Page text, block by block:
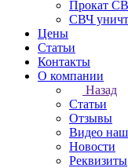
Прокат
СВЧ
Цены
Статьи
Контакты
О компании
Назад
Статьи
Отзывы
Видео
Новости
Реквизиты